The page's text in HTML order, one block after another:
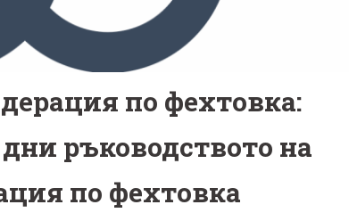
по фехтовка:
ръководството на
по фехтовка